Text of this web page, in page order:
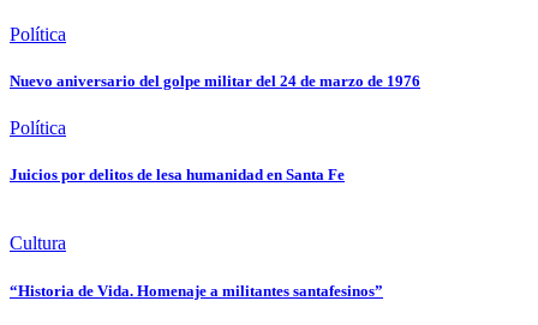
Política
Nuevo aniversario del golpe militar del 24 de marzo de 1976
Política
Juicios por delitos de lesa humanidad en Santa Fe
Cultura
“Historia de Vida. Homenaje a militantes santafesinos”